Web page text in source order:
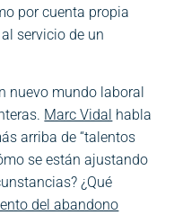
por cuenta propia
servicio de un
nuevo mundo laboral
Marc Vidal habla
arriba de “talentos
se están ajustando
¿Qué
del abandono